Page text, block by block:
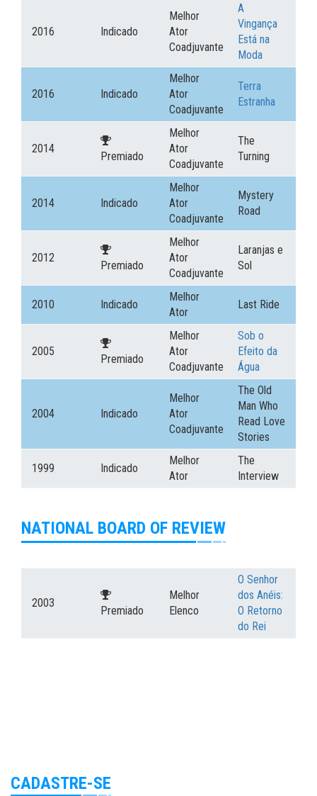
2016 Indicado
Melhor
Ator
Coadjuvante
A
Vingança
Está na
Moda
2016 Indicado
Melhor
Ator
Coadjuvante
Terra
Estranha
2014
Premiado
Melhor
Ator
Coadjuvante
The
Turning
2014 Indicado
Melhor
Ator
Coadjuvante
Mystery
Road
2012
Premiado
Melhor
Ator
Coadjuvante
Laranjas e
Sol
2010 Indicado
Melhor
Ator
Last Ride
2005
Premiado
Melhor
Ator
Coadjuvante
Sob o
Efeito da
Água
2004 Indicado
Melhor
Ator
Coadjuvante
The Old
Man Who
Read Love
Stories
1999 Indicado
Melhor
Ator
The
Interview
NATIONAL BOARD OF REVIEW
2003
Premiado
Melhor
Elenco
O Senhor
dos Anéis:
O Retorno
do Rei
CADASTRE-SE